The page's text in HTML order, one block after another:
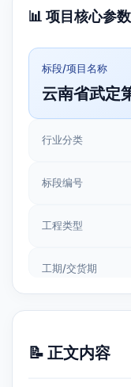
📊 项目核心参数
标段/项目名称
云南省武定
行业分类
标段编号
工程类型
工期/交货期
📝 正文内容